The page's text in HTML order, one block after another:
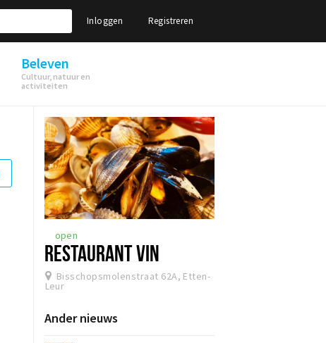
Inloggen Registreren
Beleven
Cultuur, natuur en
activiteiten
open
RESTAURANT VIN
Bisschopsmolenstraat 62A, Etten-
Leur
Ander nieuws